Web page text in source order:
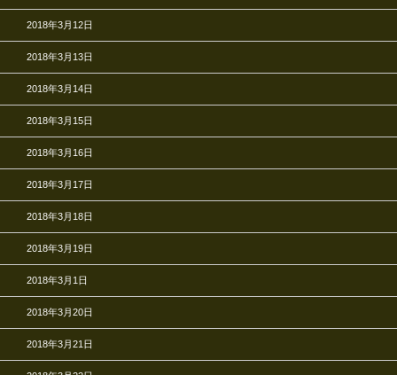
2018年3月12日
2018年3月13日
2018年3月14日
2018年3月15日
2018年3月16日
2018年3月17日
2018年3月18日
2018年3月19日
2018年3月1日
2018年3月20日
2018年3月21日